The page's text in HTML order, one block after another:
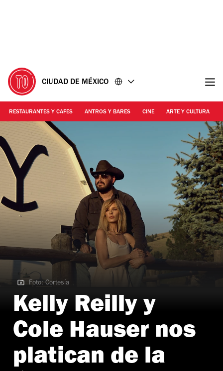
CIUDAD DE MÉXICO
RESTAURANTES Y CAFES ANTROS Y BARES CINE ARTE Y CULTURA
Foto: Cortesía
Foto: Cortesía
Kelly Reilly y
Cole Hauser nos
platican de la